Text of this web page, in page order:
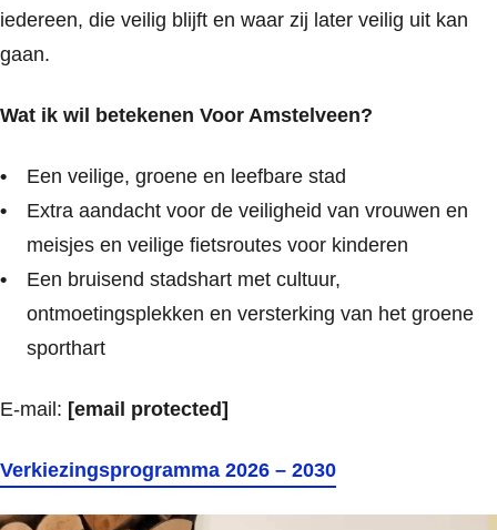
iedereen, die veilig blijft en waar zij later veilig uit kan
gaan.
Wat ik wil betekenen Voor Amstelveen?
Een veilige, groene en leefbare stad
Extra aandacht voor de veiligheid van vrouwen en
meisjes en veilige fietsroutes voor kinderen
Een bruisend stadshart met cultuur,
ontmoetingsplekken en versterking van het groene
sporthart
E-mail: [email protected]
Verkiezingsprogramma 2026 – 2030